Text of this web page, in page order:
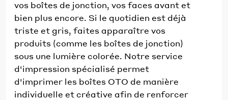
vos boîtes de jonction, vos faces avant et
bien plus encore. Si le quotidien est déjà
triste et gris, faites apparaître vos
produits (comme les boîtes de jonction)
sous une lumière colorée. Notre service
d'impression spécialisé permet
d'imprimer les boîtes OTO de manière
individuelle et créative afin de renforcer